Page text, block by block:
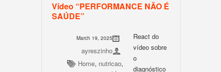
Vídeo “PERFORMANCE NÃO É
SAÚDE”
March 19, 2025
ayreszinho
Home, nutricao,
React do
vídeo sobre
o
diagnóstico